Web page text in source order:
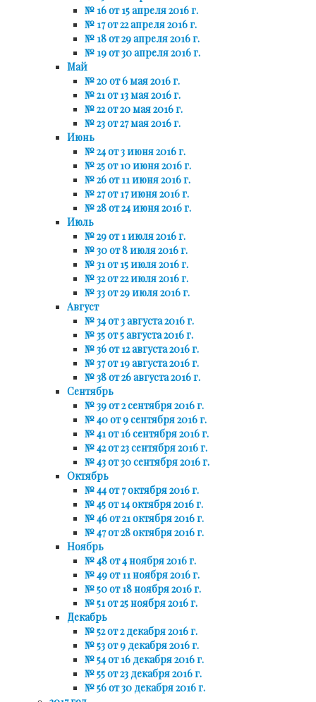
№ 16 от 15 апреля 2016 г.
№ 17 от 22 апреля 2016 г.
№ 18 от 29 апреля 2016 г.
№ 19 от 30 апреля 2016 г.
Май
№ 20 от 6 мая 2016 г.
№ 21 от 13 мая 2016 г.
№ 22 от 20 мая 2016 г.
№ 23 от 27 мая 2016 г.
Июнь
№ 24 от 3 июня 2016 г.
№ 25 от 10 июня 2016 г.
№ 26 от 11 июня 2016 г.
№ 27 от 17 июня 2016 г.
№ 28 от 24 июня 2016 г.
Июль
№ 29 от 1 июля 2016 г.
№ 30 от 8 июля 2016 г.
№ 31 от 15 июля 2016 г.
№ 32 от 22 июля 2016 г.
№ 33 от 29 июля 2016 г.
Август
№ 34 от 3 августа 2016 г.
№ 35 от 5 августа 2016 г.
№ 36 от 12 августа 2016 г.
№ 37 от 19 августа 2016 г.
№ 38 от 26 августа 2016 г.
Сентябрь
№ 39 от 2 сентября 2016 г.
№ 40 от 9 сентября 2016 г.
№ 41 от 16 сентября 2016 г.
№ 42 от 23 сентября 2016 г.
№ 43 от 30 сентября 2016 г.
Октябрь
№ 44 от 7 октября 2016 г.
№ 45 от 14 октября 2016 г.
№ 46 от 21 октября 2016 г.
№ 47 от 28 октября 2016 г.
Ноябрь
№ 48 от 4 ноября 2016 г.
№ 49 от 11 ноября 2016 г.
№ 50 от 18 ноября 2016 г.
№ 51 от 25 ноября 2016 г.
Декабрь
№ 52 от 2 декабря 2016 г.
№ 53 от 9 декабря 2016 г.
№ 54 от 16 декабря 2016 г.
№ 55 от 23 декабря 2016 г.
№ 56 от 30 декабря 2016 г.